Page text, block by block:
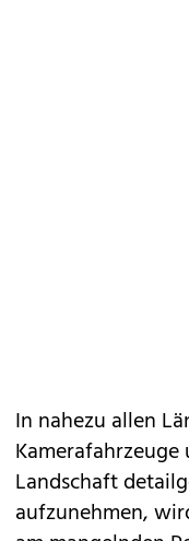
In nahezu allen
Landschaft
aufzunehmen,